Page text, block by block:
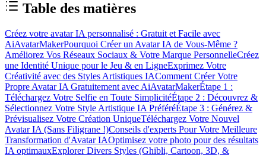
Table des matières
Créez votre avatar IA personnalisé : Gratuit et Facile avec
AiAvatarMakerPourquoi Créer un Avatar IA de Vous-Même ?
Améliorez Vos Réseaux Sociaux & Votre Marque PersonnelleCréez
une Identité Unique pour le Jeu & en LigneExprimez Votre
Créativité avec des Styles Artistiques IAComment Créer Votre
Propre Avatar IA Gratuitement avec AiAvatarMakerÉtape 1 :
Téléchargez Votre Selfie en Toute SimplicitéÉtape 2 : Découvrez &
Sélectionnez Votre Style Artistique IA PréféréÉtape 3 : Générez &
Prévisualisez Votre Création UniqueTéléchargez Votre Nouvel
Avatar IA (Sans Filigrane !)Conseils d'experts Pour Votre Meilleure
Transformation d'Avatar IAOptimisez votre photo pour des résultats
IA optimauxExplorer Divers Styles (Ghibli, Cartoon, 3D, &